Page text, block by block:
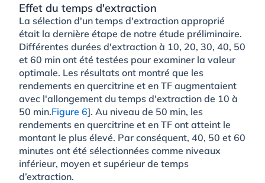
Effet du temps d'extraction
La sélection d'un temps d'extraction approprié
était la dernière étape de notre étude préliminaire.
Différentes durées d'extraction à 10, 20, 30, 40, 50
et 60 min ont été testées pour examiner la valeur
optimale. Les résultats ont montré que les
rendements en quercitrine et en TF augmentaient
avec l'allongement du temps d'extraction de 10 à
50 min.Figure 6]. Au niveau de 50 min, les
rendements en quercitrine et en TF ont atteint le
montant le plus élevé. Par conséquent, 40, 50 et 60
minutes ont été sélectionnées comme niveaux
inférieur, moyen et supérieur de temps
d’extraction.